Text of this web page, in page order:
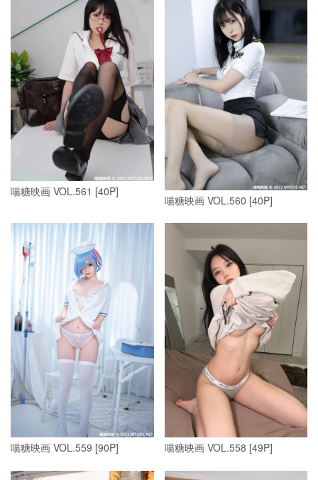
喵糖映画 VOL.561 [40P]
喵糖映画 VOL.560 [40P]
喵糖映画 VOL.559 [90P] 喵糖映画 VOL.558 [49P]